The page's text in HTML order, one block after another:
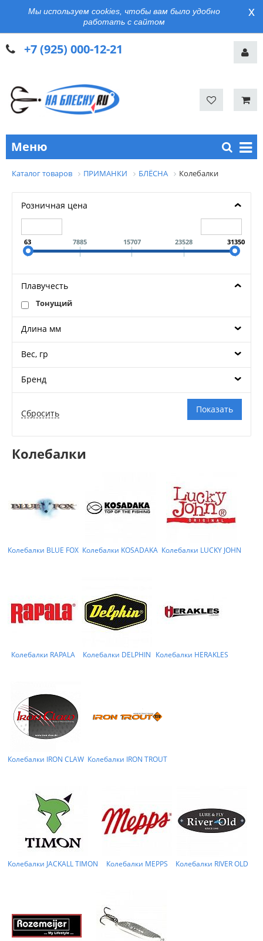
Мы используем cookies, чтобы вам было удобно
работать с сайтом
x
+7 (925) 000-12-21
Меню
Каталог товаров ПРИМАНКИ БЛЁСНА Колебалки
Розничная цена
63 7885 15707 23528 31350
Плавучесть
Тонущий
Длина мм
Вес, гр
Бренд
Колебалки
Колебалки BLUE FOX Колебалки KOSADAKA Колебалки LUCKY JOHN
Колебалки RAPALA Колебалки DELPHIN Колебалки HERAKLES
Колебалки IRON CLAW Колебалки IRON TROUT
Колебалки JACKALL TIMON Колебалки MEPPS Колебалки RIVER OLD